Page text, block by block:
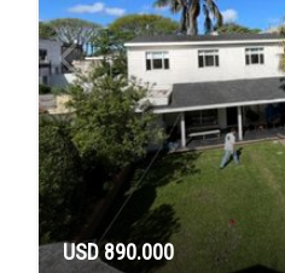
USD 890.000